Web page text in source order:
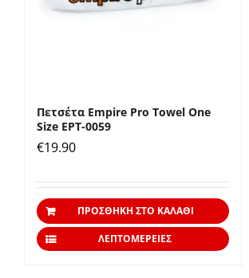
Πετσέτα Empire Pro Towel One
Size EPT-0059
€19.90
ΠΡΟΣΘΉΚΗ ΣΤΟ ΚΑΛΆΘΙ
ΛΕΠΤΟΜΈΡΕΙΕΣ